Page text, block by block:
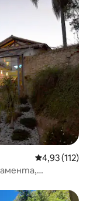
Средна
4,93 (112)